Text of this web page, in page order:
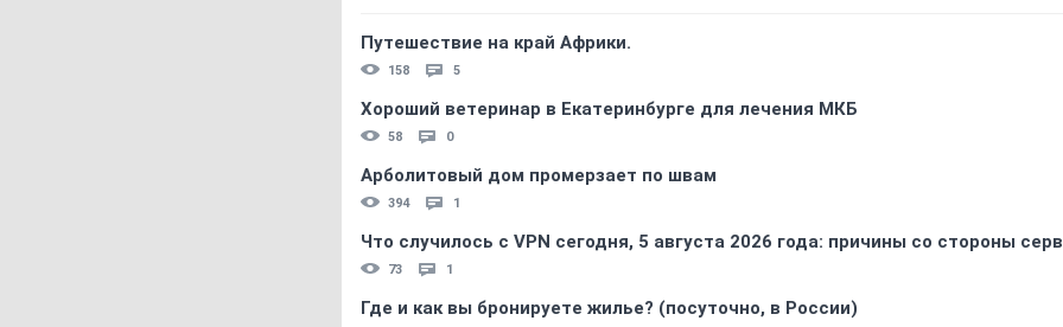
Путешествие на край Африки.
158 5
Хороший ветеринар в Екатеринбурге для лечения МКБ
58 0
Арболитовый дом промерзает по швам
394 1
Что случилось с VPN сегодня, 5 августа 2026 года: причины со стороны
73 1
Где и как вы бронируете жилье? (посуточно, в России)